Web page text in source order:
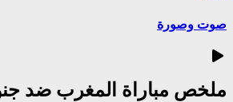
صوت وصورة
ملخص مباراة المغرب ضد